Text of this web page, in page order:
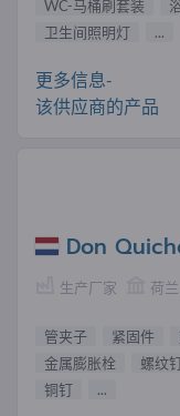
WC-马桶刷套装
卫生间照明灯
...
更多信息-
该供应商的产品
Don
生产厂家 荷兰
管夹子 紧固件
金属膨胀栓
螺纹
铜钉
...